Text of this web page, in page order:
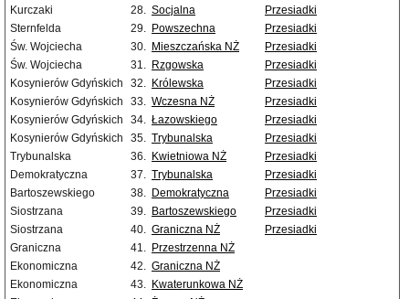
Kurczaki
28. Socjalna
Przesiadki
Sternfelda
29. Powszechna
Przesiadki
Św. Wojciecha
30. Mieszczańska NŻ
Przesiadki
Św. Wojciecha
31. Rzgowska
Przesiadki
Kosynierów Gdyńskich
32. Królewska
Przesiadki
Kosynierów Gdyńskich
33. Wczesna NŻ
Przesiadki
Kosynierów Gdyńskich
34. Łazowskiego
Przesiadki
Kosynierów Gdyńskich
35. Trybunalska
Przesiadki
Trybunalska
36. Kwietniowa NŻ
Przesiadki
Demokratyczna
37. Trybunalska
Przesiadki
Bartoszewskiego
38. Demokratyczna
Przesiadki
Siostrzana
39. Bartoszewskiego
Przesiadki
Siostrzana
40. Graniczna NŻ
Przesiadki
Graniczna
41. Przestrzenna NŻ
Ekonomiczna
42. Graniczna NŻ
Ekonomiczna
43. Kwaterunkowa NŻ